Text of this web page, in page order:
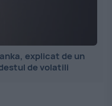
explicat de un
de volatili